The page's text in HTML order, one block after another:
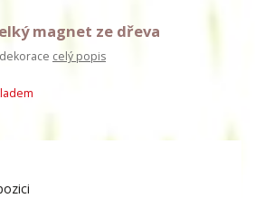
magnet ze dřeva
celý popis